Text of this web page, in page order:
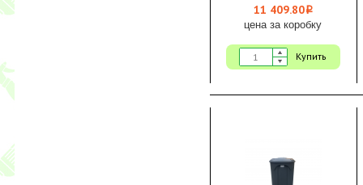
11 409.80i
цена за коробку
Купить